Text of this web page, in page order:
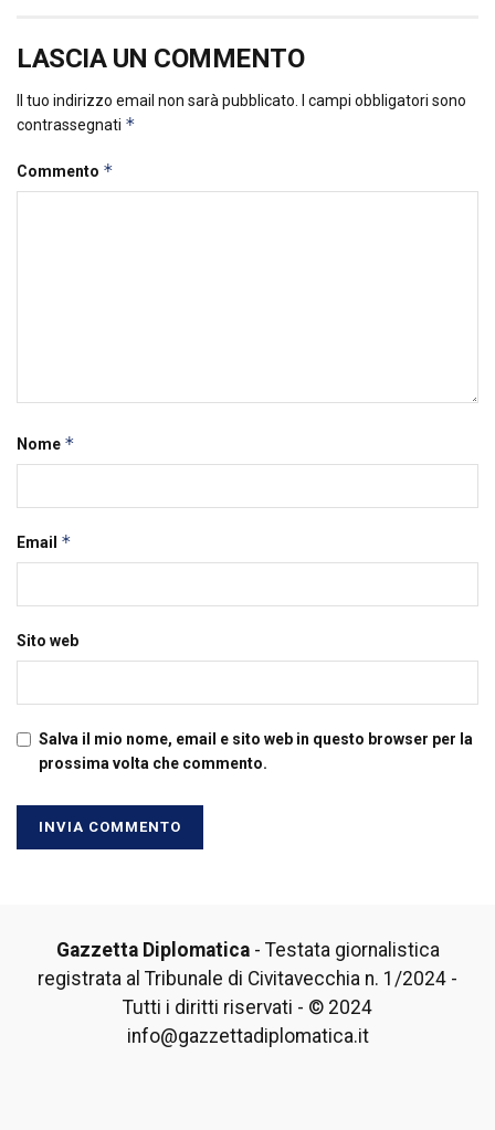
LASCIA UN COMMENTO
Il tuo indirizzo email non sarà pubblicato.
I campi obbligatori sono
contrassegnati *
Commento *
Nome *
Email *
Sito web
Salva il mio nome, email e sito web in questo browser per la
prossima volta che commento.
Gazzetta Diplomatica- Testata giornalistica
registrata al Tribunale di Civitavecchia n. 1/2024 -
Tutti i diritti riservati - © 2024
info@gazzettadiplomatica.it